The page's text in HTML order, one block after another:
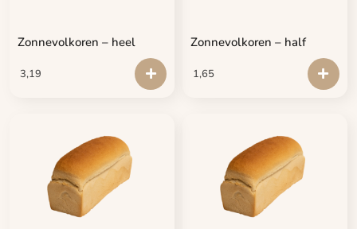
Zonnevolkoren – heel
3,19
Zonnevolkoren – half
1,65